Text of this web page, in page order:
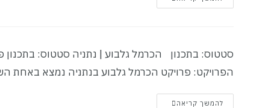
הפרויקט: פרויקט הכרמל גלבוע בנתניה נמצא באחת
להמשך קריאה